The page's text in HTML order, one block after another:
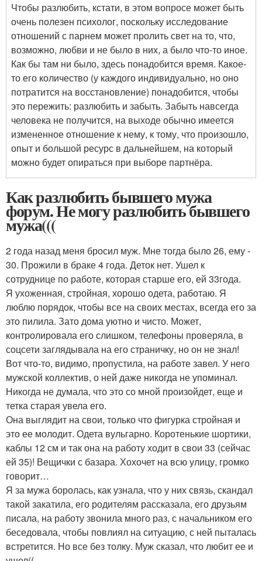
Чтобы разлюбить, кстати, в этом вопросе может быть
очень полезен психолог, поскольку исследование
отношений с парнем может пролить свет на то, что,
возможно, любви и не было в них, а было что-то иное.
Как бы там ни было, здесь понадобится время. Какое-
то его количество (у каждого индивидуально, но оно
потратится на восстановление) понадобится, чтобы
это пережить: разлюбить и забыть. Забыть навсегда
человека не получится, на выходе обычно имеется
измененное отношение к нему, к тому, что произошло,
опыт и большой ресурс в дальнейшем, на который
можно будет опираться при выборе партнёра.
Как разлюбить бывшего мужа
форум. Не могу разлюбить бывшего
мужа(((
2 года назад меня бросил муж. Мне тогда было 26, ему -
30. Прожили в браке 4 года. Деток нет. Ушел к
сотруднице по работе, которая старше его, ей 33года.
Я ухоженная, стройная, хорошо одета, работаю. Я
люблю порядок, чтобы все на своих местах, всегда его за
это пилила. Зато дома уютно и чисто. Может,
контролировала его слишком, телефоны проверяла, в
соцсети заглядывала на его страничку, но он не знал!
Вот что-то, видимо, пропустила, на работе завел. У него
мужской коллектив, о ней даже никогда не упоминал.
Никогда не думала, что это со мной произойдет, еще и
тетка старая увела его.
Она выглядит на свои, только что фигурка стройная и
это ее молодит. Одета вульгарно. Коротенькие шортики,
каблы 12 см и так она на работу ходит в свои 33 (сейчас
ей 35)! Вещички с базара. Хохочет на всю улицу, громко
говорит…
Я за мужа боролась, как узнала, что у них связь, скандал
такой закатила, его родителям рассказала, его друзьям
писала, на работу звонила много раз, с начальником его
беседовала, чтобы повлиял на ситуацию, с ней пыталась
встретится. Но все без толку. Муж сказал, что любит ее и